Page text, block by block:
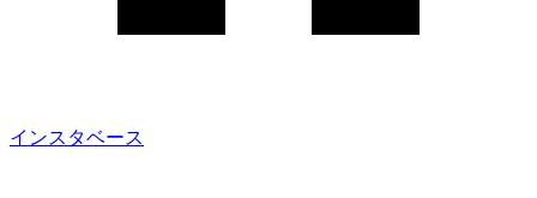
インスタベース